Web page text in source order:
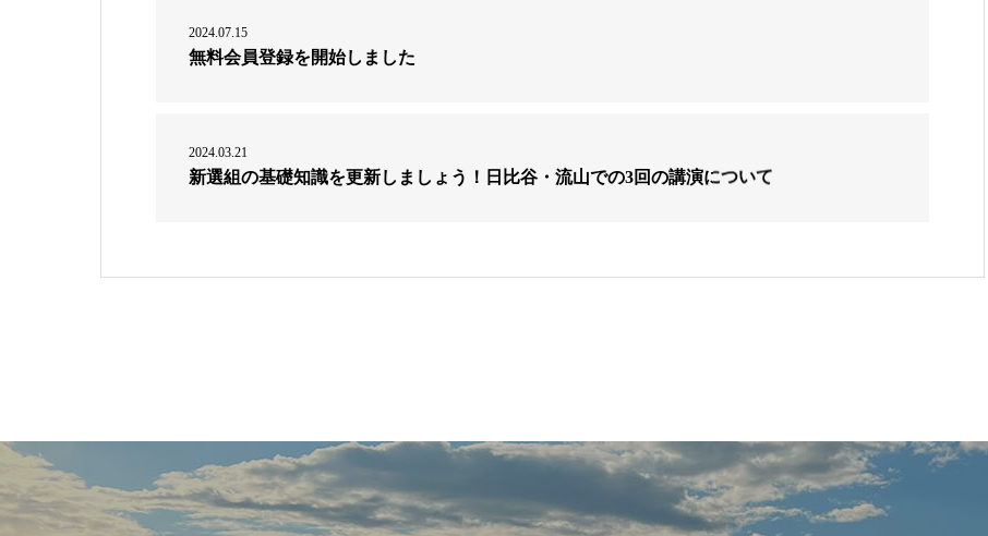
2024.07.15
無料会員登録を開始しました
2024.03.21
新選組の基礎知識を更新しましょう！日比谷・流山での3回の講演について